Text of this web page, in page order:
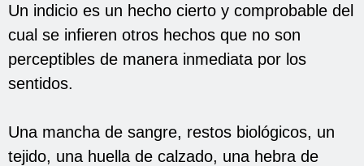
Un indicio es un hecho cierto y comprobable del
cual se infieren otros hechos que no son
perceptibles de manera inmediata por los
sentidos.
Una mancha de sangre, restos biológicos, un
tejido, una huella de calzado, una hebra de